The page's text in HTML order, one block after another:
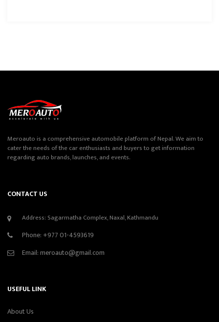
Meroauto is a comprehensive automobile platform of Nepal. We aim to
cater the needs of the car enthusiasts and buyers to get information
regarding auto brands, launches, and events.
CONTACT US
Address: Sagarmatha Complex, Naxal, Kathmandu
Phone: +977 01-4593619
Email:meroauto@gmail.com
USEFUL LINK
About Us